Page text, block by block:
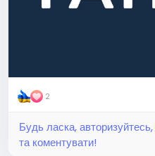
2
Будь ласка,
та коментувати!